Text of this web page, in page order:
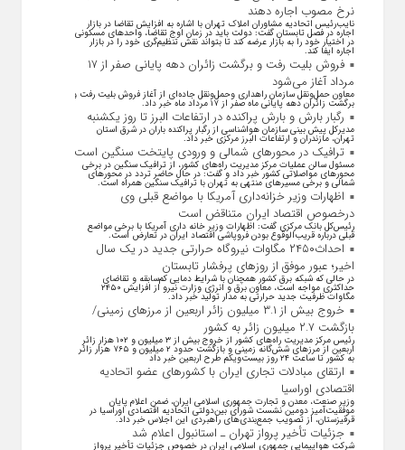
نرخ مصوب اجاره دهند
نایب‌رئیس اتحادیه مشاوران املاک تهران با اشاره به افزایش تقاضا در بازار
اجاره در فصل تابستان گفت: دولت باید در زمان اوج تقاضا، واحد‌های مسکونی
در اختیار خود را به بازار عرضه کند تا بتواند نقش تنظیم‌گری خود را در بازار
اجاره ایفا کند.
فروش بلیت رفت و برگشت زائران دهه پایانی صفر از ۱۷
مرداد آغاز می‌شود
معاون حمل‌ونقل سازمان راهداری وحمل‌و‌نقل جاده‌ای از آغاز فروش بلیت رفت و
برگشت زائران دهه پایانی ماه صفر از ۱۷ مرداد ماه خبر داد.
رگبار بارش و بارش پراکنده در ارتفاعات البرز تا روز یکشنبه
مدیرکل پیش بینی سازمان هواشناسی از رگبار پراکنده باران در شرق استان
تهران، مازندران و ارتفاعات البرز مرکزی خبر داد.
ترافیک در محورهای شمالی و ورودی پایتخت سنگین است
مسئول سالن عملیات مرکز مدیریت راه‌های کشور، از ترافیک سنگین در برخی
محورهای مواصلاتی کشور خبر داد و گفت: در حال حاضر تردد در محورهای
شمالی و برخی مسیرهای منتهی به تهران با ترافیک سنگین همراه است.
اظهارات وزیر خزانه‌داری آمریکا با مواضع قبلی وی
درخصوص اقتصاد ایران متناقض است
رئیس‌کل بانک مرکزی گفت: اظهارات وزیر خانه داری آمریکا با برخی مواضع
قبلی درباره قریب‌الوقوع بودن فروپاشی اقتصاد ایران در تعارض است.
احداث۲۴۵۰ مگاوات نیروگاه حرارتی جدید در یک سال
اخیر؛ عبور موفق از روز‌های پرفشار تابستان
در حالی که شبکه برق کشور همچنان با شرایط دمایی کم‌سابقه و تقاضای
حداکثری مواجه است، معاون برق و انرژی وزارت نیرو از افزایش ۲۴۵۰
مگاوات ظرفیت جدید حرارتی به مدار تولید خبر داد.
خروج بیش از ۳.۱ میلیون زائر اربعین از مرزهای زمینی/
بازگشت ۲.۷ میلیون زائر به کشور
رئیس مرکز مدیریت راه‌های کشور از خروج بیش از ۳ میلیون و ۱۰۲ هزار زائر
اربعین از مرزهای شش‌گانه زمینی و بازگشت حدود ۲ میلیون و ۷۶۵ هزار زائر
به کشور تا ساعت ۲۴ روز بیست‌ویکم طرح اربعین خبر داد
ارتقای مبادلات تجاری ایران با کشور‌های عضو اتحادیه
اقتصادی اوراسیا
وزیر صنعت، معدن و تجارت جمهوری اسلامی ایران، ضمن اعلام پایان
موفقیت‌آمیز دومین نشست شورای بین‌دولتی اتحادیه اقتصادی اوراسیا در
قرقیزستان، از تصویب جمع‌بندی‌های راهبردی این اجلاس خبر داد.
جزئیات تأخیر پرواز تهران ـ استانبول اعلام شد
شرکت هواپیمایی جمهوری اسلامی ایران در خصوص جزئیات تأخیر پرواز